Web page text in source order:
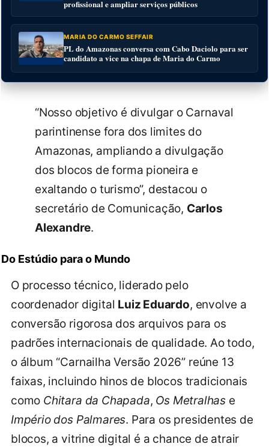
profissional e ampliar serviços públicos
MARIA DO CARMO SEFFAIR
PL do Amazonas conversa com Cabo Daciolo para ser
candidato a vice na chapa de Maria do Carmo
“Nosso objetivo é divulgar o Carnaval
parintinense fora dos limites do
Amazonas, ampliando a divulgação
dos blocos de forma pioneira e
exaltando o turismo”, destacou o
secretário de Comunicação, Carlos
Alexandre.
Do Estúdio para o Mundo
O processo técnico, liderado pelo
coordenador digital Luiz Eduardo, envolve a
conversão rigorosa dos arquivos para os
padrões internacionais de qualidade. Ao todo,
o álbum “Carnailha Versão 2026” reúne 13
faixas, incluindo hinos de blocos tradicionais
como Chitara da Chapada, Os Metralhas e
Império dos Palmares. Para os presidentes de
blocos, a vitrine digital é a chance de atrair